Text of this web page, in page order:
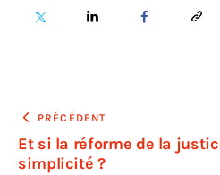
PRÉCÉDENT
Et si la réforme de la
simplicité ?